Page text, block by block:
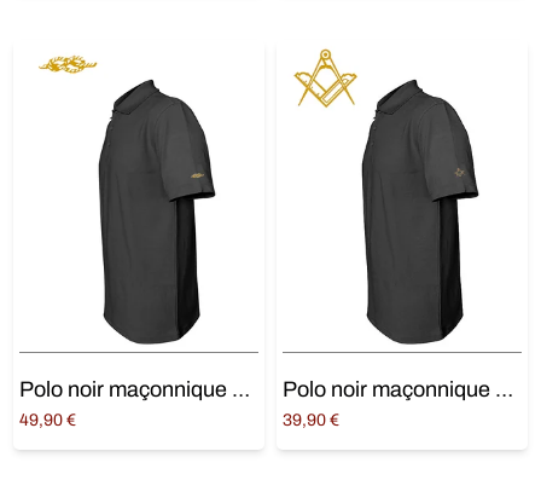
Polo noir maçonnique « Lac d’amour »
49,90 €
Choix des options
Polo noir maçonnique « Équerre compas »
39,90 €
Choix des options